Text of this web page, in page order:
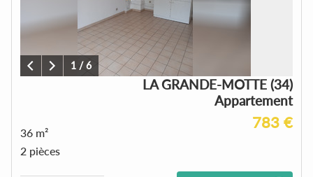
1 /6
LA GRANDE-MOTTE (34)
Appartement
783 €
36 m²
2 pièces